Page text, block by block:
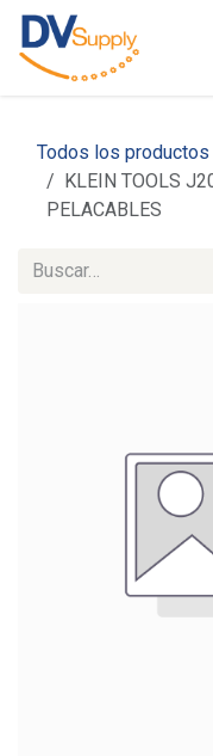
Ir al contenido
Todos los productos
KLEIN TOOLS
PELACABLES